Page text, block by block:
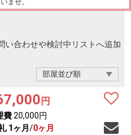
ませ。
い合わせや検討中リストへ追加
円
費20,000円
1ヶ月 /0ヶ月